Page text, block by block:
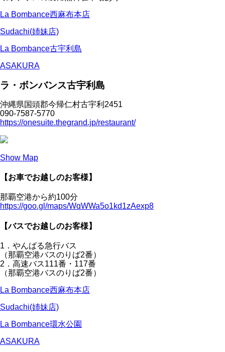
La Bombance西麻布本店
Sudachi(姉妹店)
La Bombance古宇利島
ASAKURA
ラ・ボンバンス古宇利島
沖縄県国頭郡今帰仁村古宇利2451
090-7587-5770
https://onesuite.thegrand.jp/restaurant/
Show Map
【お車でお越しのお客様】
那覇空港から約100分
https://goo.gl/maps/WqWWa5o1kd1zAexp8
【バスでお越しのお客様】
1．やんばる急行バス
（那覇空港バスのりば2番）
2．高速バス111番・117番
（那覇空港バスのりば2番）
La Bombance西麻布本店
Sudachi(姉妹店)
La Bombance環水公園
ASAKURA